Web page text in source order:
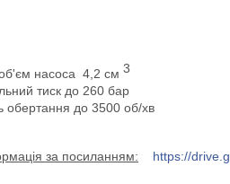
насоса 4,2 см 3
тиск до 260 бар
обертання до 3500 об/хв
за посиланням: https://